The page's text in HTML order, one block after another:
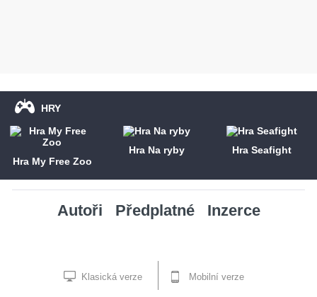
HRY
Hra My Free Zoo
Hra Na ryby Hra Seafight
Autoři Předplatné Inzerce
Klasická verze Mobilní verze